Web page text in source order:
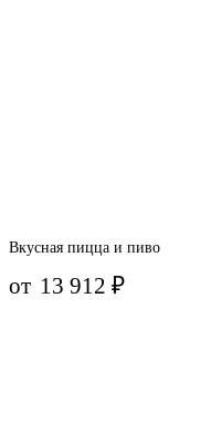
Вкусная пицца и пиво
от 13 912₽